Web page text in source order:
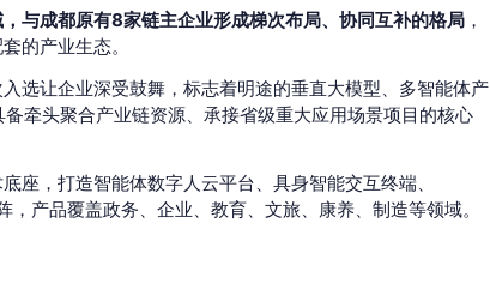
，与成都原有8家链主企业形成梯次布局、协同互补的格局，
的产业生态。
选让企业深受鼓舞，标志着明途的垂直大模型、多智能体产
牵头聚合产业链资源、承接省级重大应用场景项目的核心
，打造智能体数字人云平台、具身智能交互终端、
产品覆盖政务、企业、教育、文旅、康养、制造等领域。